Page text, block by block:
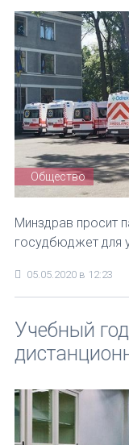
Общество
Минздрав просит
госудбюджет для
05.05.2020 в 12:23
Учебный